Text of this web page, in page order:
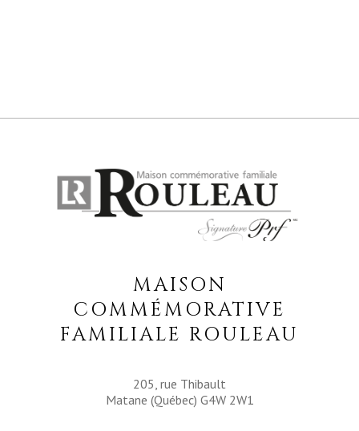
MAISON
COMMÉMORATIVE
FAMILIALE ROULEAU
205, rue Thibault
Matane (Québec) G4W 2W1